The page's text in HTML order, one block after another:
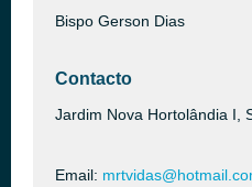
Bispo Gerson Dias
Contacto
Jardim Nova Hortolândia I,
Email: